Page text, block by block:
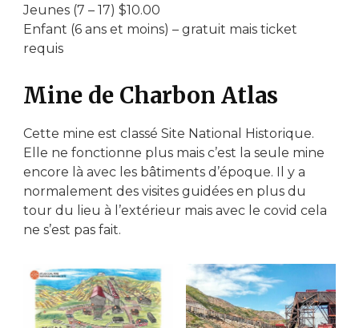
Jeunes (7 – 17) $10.00
Enfant (6 ans et moins) – gratuit mais ticket
requis
Mine de Charbon Atlas
Cette mine est classé Site National Historique.
Elle ne fonctionne plus mais c’est la seule mine
encore là avec les bâtiments d’époque. Il y a
normalement des visites guidées en plus du
tour du lieu à l’extérieur mais avec le covid cela
ne s’est pas fait.